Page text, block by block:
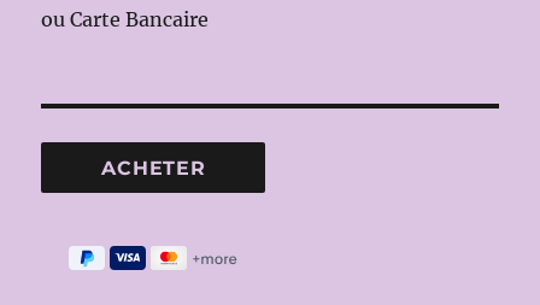
ou Carte Bancaire